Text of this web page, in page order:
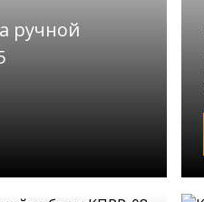
ручной